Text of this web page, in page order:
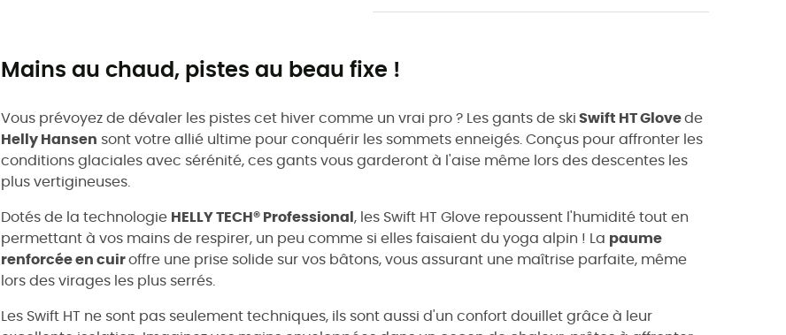
Mains au chaud, pistes au beau fixe !
Vous prévoyez de dévaler les pistes cet hiver comme un vrai pro ? Les gants de ski Swift HT Glovede
Helly Hansen sont votre allié ultime pour conquérir les sommets enneigés. Conçus pour affronter les
conditions glaciales avec sérénité, ces gants vous garderont à l'aise même lors des descentes les
plus vertigineuses.
Dotés de la technologie HELLY TECH® Professional , les Swift HT Glove repoussent l'humidité tout en
permettant à vos mains de respirer, un peu comme si elles faisaient du yoga alpin ! La paume
renforcée en cuiroffre une prise solide sur vos bâtons, vous assurant une maîtrise parfaite, même
lors des virages les plus serrés.
Les Swift HT ne sont pas seulement techniques, ils sont aussi d'un confort douillet grâce à leur